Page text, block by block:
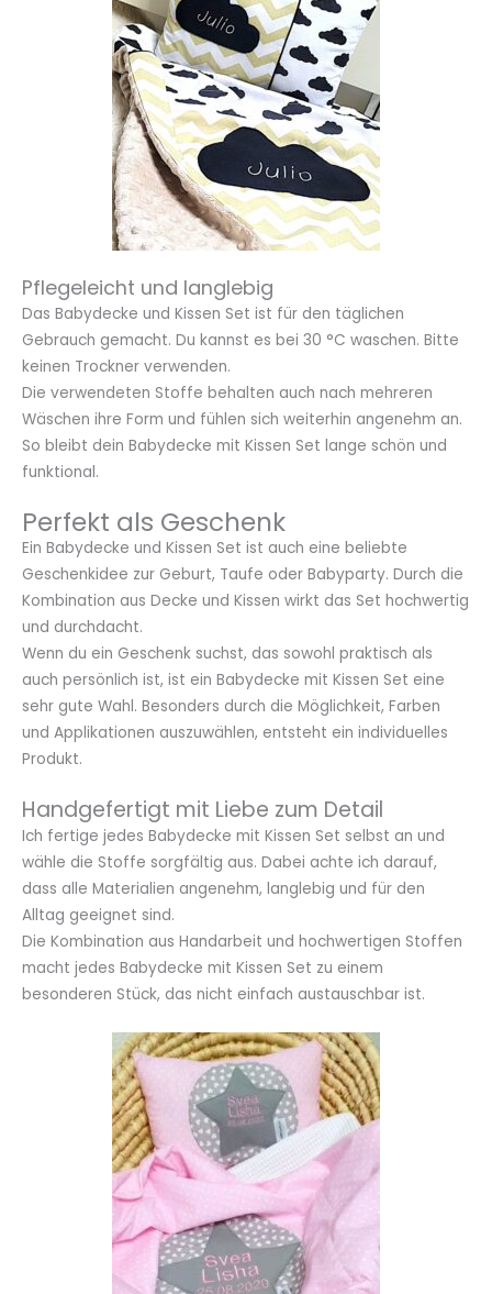
Pflegeleicht und langlebig
Das Babydecke und Kissen Set ist für den täglichen
Gebrauch gemacht. Du kannst es bei 30 °C waschen. Bitte
keinen Trockner verwenden.
Die verwendeten Stoffe behalten auch nach mehreren
Wäschen ihre Form und fühlen sich weiterhin angenehm an.
So bleibt dein Babydecke mit Kissen Set lange schön und
funktional.
Perfekt als Geschenk
Ein Babydecke und Kissen Set ist auch eine beliebte
Geschenkidee zur Geburt, Taufe oder Babyparty. Durch die
Kombination aus Decke und Kissen wirkt das Set hochwertig
und durchdacht.
Wenn du ein Geschenk suchst, das sowohl praktisch als
auch persönlich ist, ist ein Babydecke mit Kissen Set eine
sehr gute Wahl. Besonders durch die Möglichkeit, Farben
und Applikationen auszuwählen, entsteht ein individuelles
Produkt.
Handgefertigt mit Liebe zum Detail
Ich fertige jedes Babydecke mit Kissen Set selbst an und
wähle die Stoffe sorgfältig aus. Dabei achte ich darauf,
dass alle Materialien angenehm, langlebig und für den
Alltag geeignet sind.
Die Kombination aus Handarbeit und hochwertigen Stoffen
macht jedes Babydecke mit Kissen Set zu einem
besonderen Stück, das nicht einfach austauschbar ist.